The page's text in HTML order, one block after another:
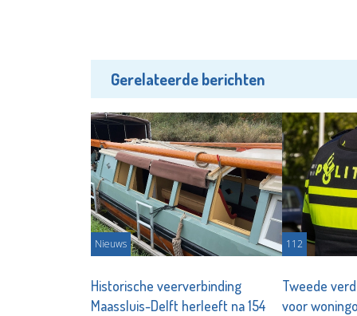
Gerelateerde berichten
Nieuws
Historische veerverbinding
Maassluis-Delft herleeft na 154
112
Tweede
voor